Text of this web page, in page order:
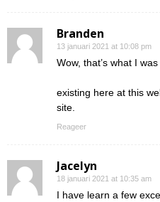
Branden
13 januari 2021 at 10:08 pm
Wow, that’s what I
existing here at this
site.
Reageer
Jacelyn
18 januari 2021 at 10:35 am
I have learn a few